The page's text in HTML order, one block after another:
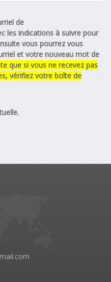
de
les indications à suivre pour
vous pourrez vous
et votre nouveau mot de
que si vous ne recevez pas
vérifiez votre boîte de